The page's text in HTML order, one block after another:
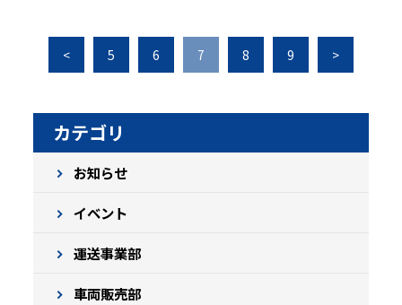
< 5 6 7 8 9 >
カテゴリ
お知らせ
イベント
運送事業部
車両販売部